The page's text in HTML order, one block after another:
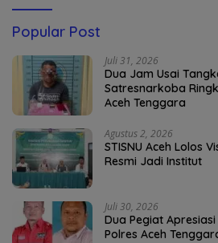
Popular Post
Juli 31, 2026
Dua Jam Usai
Satresnarkoba
Aceh Tenggara
Agustus 2, 2026
STISNU Aceh Lolos
Resmi Jadi Institut
Juli 30, 2026
Dua Pegiat
Polres Aceh